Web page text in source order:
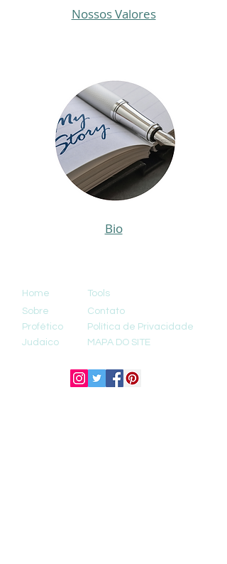
Nossos Valores
Bio
Home
Sobre
Profético
Judaico
Tools
Contato
Política de Privacidade
MAPA DO SITE